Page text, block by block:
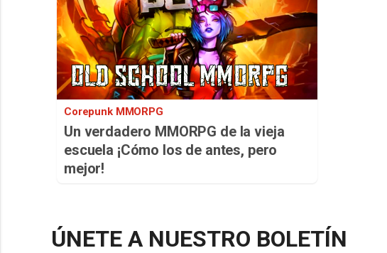
Corepunk MMORPG
Un verdadero MMORPG de la vieja
escuela ¡Cómo los de antes, pero
mejor!
ÚNETE A NUESTRO BOLETÍN